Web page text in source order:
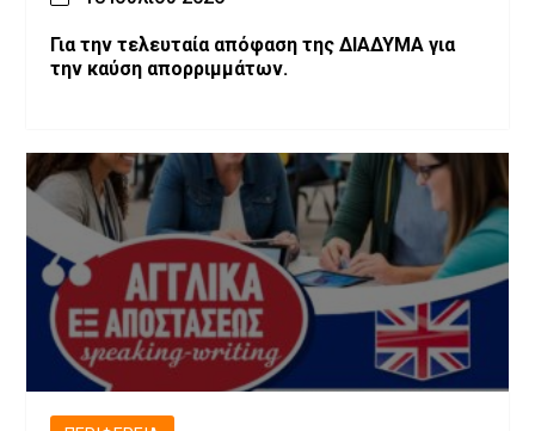
Για την τελευταία απόφαση της ΔΙΑΔΥΜΑ για
την καύση απορριμμάτων.